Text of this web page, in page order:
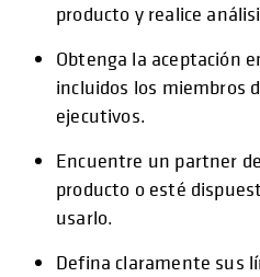
producto y realice
Obtenga la aceptación
incluidos los miembros
ejecutivos.
Encuentre un partner
producto o esté
usarlo.
Defina claramente sus